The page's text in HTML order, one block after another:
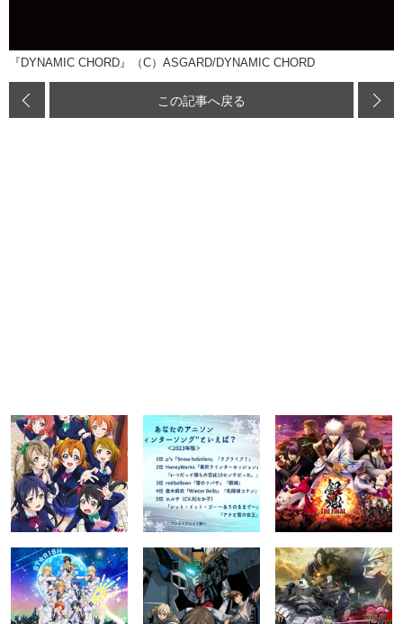
『DYNAMIC CHORD』（C）ASGARD/DYNAMIC CHORD
この記事へ戻る